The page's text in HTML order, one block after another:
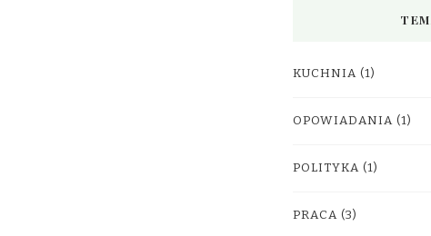
KUCHNIA (1)
OPOWIADANIA (1)
POLITYKA (1)
PRACA (3)